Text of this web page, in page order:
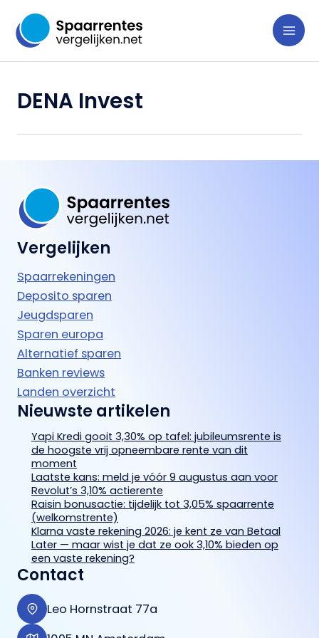
naar
inhoud
DENA Invest
Vergelijken
Spaarrekeningen
Deposito sparen
Jeugdsparen
Sparen europa
Alternatief sparen
Banken reviews
Landen overzicht
Nieuwste artikelen
Yapi Kredi gooit 3,30% op tafel: jubileumsrente is
de hoogste vrij opneembare rente van dit
moment
Laatste kans: meld je vóór 9 augustus aan voor
Revolut’s 3,10% actierente
Raisin bonusactie: tijdelijk tot 3,05% spaarrente
(welkomstrente)
Klarna vaste rekening 2026: je kent ze van Betaal
Later — maar wist je dat ze ook 3,10% bieden op
een vaste rekening?
Contact
Leo Hornstraat 77a